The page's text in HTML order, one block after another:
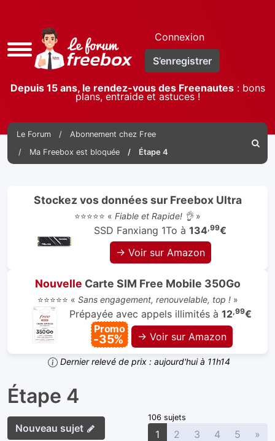
Accès
rapide
Connexion
S’enregistrer
Depuis 15 ans, le rendez-vous des Freenautes: bons
plans, entraide et astuces !
Le Forum
Abonnement chez Free
Ma Freebox est bloquée
Étape 4
Stockez vos données sur Freebox Ultra
⭐⭐⭐⭐⭐ « Fiable et Rapide! 👌»
SSD Fanxiang 1To à 134,99€
→ Voir sur Amazon
Nouvelle Carte SIM Free Mobile 350Go
⭐⭐⭐⭐⭐ « Sans engagement, renouvelable, top !»
Prépayée avec appels illimités à 12,99€
Promo
-35% → Voir sur Amazon
Dernier relevé de prix : aujourd'hui à 11h14
Étape 4
Nouveau sujet
106 sujets
1 2 3 4 5 »